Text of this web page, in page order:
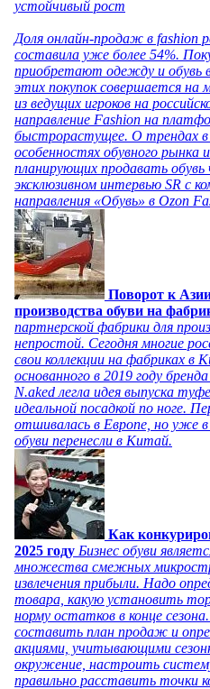
устойчивый рост
Доля онлайн-продаж в fashion
составила уже более 54%.
приобретают одежду и обувь
этих покупок совершается на
из ведущих игроков на
направление Fashion на
быстрорастущее. О трендах в
особенностях обувного рынка
планирующих продавать обувь
эксклюзивном интервью SR с
направления «Обувь» в Ozon
Поворот к
производства обуви на
партнерской фабрики для
непростой. Сегодня многие
свои коллекции на фабриках в
основанного в 2019 году
N.aked легла идея выпуска
идеальной посадкой по ноге.
отшивалась в Европе, но уже в
обуви перенесли в Китай.
Как
2025 году Бизнес обуви
множества смежных
извлечения прибыли. Надо
товара, какую установить
норму остатков в конце
составить план продаж и
акциями, учитывающими
окружение, настроить
правильно расставить точки